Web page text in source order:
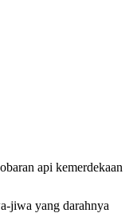
api kemerdekaan
jiwa yang darahnya